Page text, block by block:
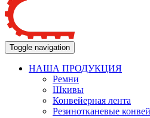
Toggle navigation
НАША ПРОДУКЦИЯ
Ремни
Шкивы
Конвейерная лента
Резинотканевые